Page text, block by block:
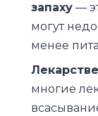
запаху —
могут
менее
многие